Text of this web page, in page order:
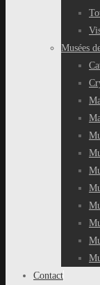
Musées
Contact